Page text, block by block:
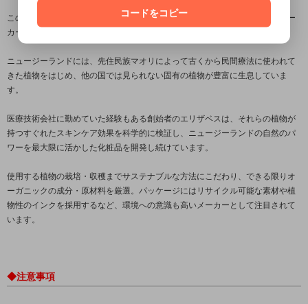
この商品は、ニュージーランド北島、首都ウェリントンにある自然化粧品メー
カー
ニュージーランドには、先住民族マオリによって古くから民間療法に使われて
きた植物をはじめ、他の国では見られない固有の植物が豊富に生息していま
す。
医療技術会社に勤めていた経験もある創始者のエリザベスは、それらの植物が
持つすぐれたスキンケア効果を科学的に検証し、ニュージーランドの自然のパ
ワーを最大限に活かした化粧品を開発し続けています。
使用する植物の栽培・収穫までサステナブルな方法にこだわり、できる限りオ
ーガニックの成分・原材料を厳選。パッケージにはリサイクル可能な素材や植
物性のインクを採用するなど、環境への意識も高いメーカーとして注目されて
います。
◆注意事項
コードをコピー